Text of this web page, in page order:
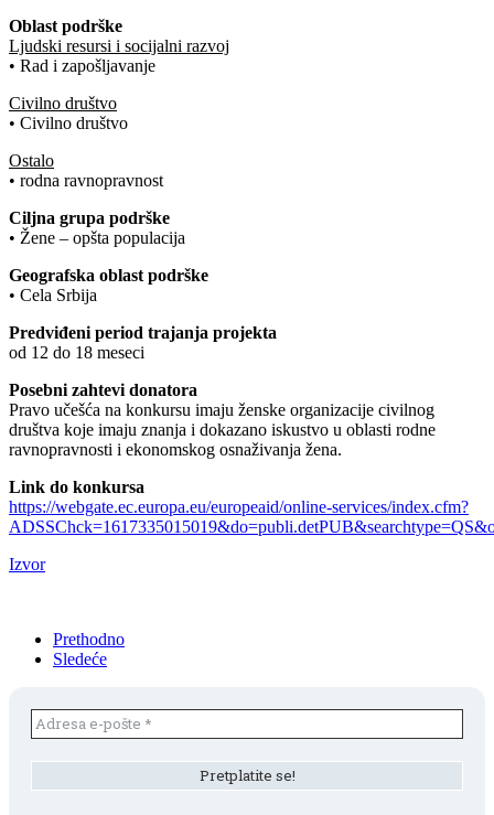
Oblast podrške
Ljudski resursi i socijalni razvoj
• Rad i zapošljavanje
Civilno društvo
• Civilno društvo
Ostalo
• rodna ravnopravnost
Ciljna grupa podrške
• Žene – opšta populacija
Geografska oblast podrške
• Cela Srbija
Predviđeni period trajanja projekta
od 12 do 18 meseci
Posebni zahtevi donatora
Pravo učešća na konkursu imaju ženske organizacije civilnog
društva koje imaju znanja i dokazano iskustvo u oblasti rodne
ravnopravnosti i ekonomskog osnaživanja žena.
Link do konkursa
https://webgate.ec.europa.eu/europeaid/online-services/index.cfm?
Izvor
Prethodno
Sledeće